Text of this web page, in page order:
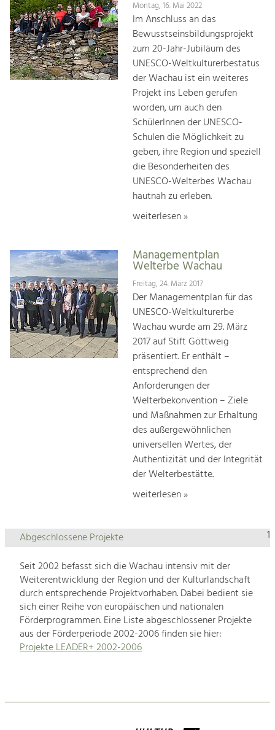
Montag, 16. Mai 2022
Im Anschluss an das
Bewusstseinsbildungsprojekt
zum 20-Jahr-Jubiläum des
UNESCO-Weltkulturerbestatus
der Wachau ist ein weiteres
Projekt ins Leben gerufen
worden, um auch den
SchülerInnen der UNESCO-
Schulen die Möglichkeit zu
geben, ihre Region und speziell
die Besonderheiten des
UNESCO-Welterbes Wachau
hautnah zu erleben.
weiterlesen »
Managementplan
Welterbe Wachau
Freitag, 24. März 2017
Der Managementplan für das
UNESCO-Weltkulturerbe
Wachau wurde am 29. März
2017 auf Stift Göttweig
präsentiert. Er enthält –
entsprechend den
Anforderungen der
Welterbekonvention – Ziele
und Maßnahmen zur Erhaltung
des außergewöhnlichen
universellen Wertes, der
Authentizität und der Integrität
der Welterbestätte.
weiterlesen »
1
Abgeschlossene Projekte
Seit 2002 befasst sich die Wachau intensiv mit der
Weiterentwicklung der Region und der Kulturlandschaft
durch entsprechende Projektvorhaben. Dabei bedient sie
sich einer Reihe von europäischen und nationalen
Förderprogrammen. Eine Liste abgeschlossener Projekte
aus der Förderperiode 2002-2006 finden sie hier:
Projekte LEADER+ 2002-2006